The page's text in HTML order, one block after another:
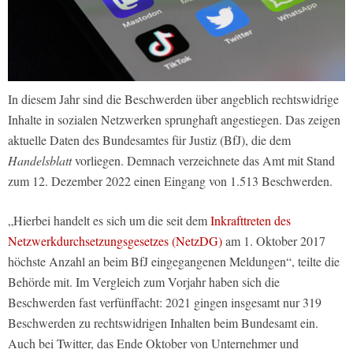
In diesem Jahr sind die Beschwerden über angeblich rechtswidrige
Inhalte in sozialen Netzwerken sprunghaft angestiegen. Das zeigen
aktuelle Daten des Bundesamtes für Justiz (BfJ), die dem
Handelsblattvorliegen. Demnach verzeichnete das Amt mit Stand
zum 12. Dezember 2022 einen Eingang von 1.513 Beschwerden.
„Hierbei handelt es sich um die seit demInkrafttreten des
Netzwerkdurchsetzungsgesetzes (NetzDG)am 1. Oktober 2017
höchste Anzahl an beim BfJ eingegangenen Meldungen“, teilte die
Behörde mit. Im Vergleich zum Vorjahr haben sich die
Beschwerden fast verfünffacht: 2021 gingen insgesamt nur 319
Beschwerden zu rechtswidrigen Inhalten beim Bundesamt ein.
Auch bei Twitter, das Ende Oktober von Unternehmer und